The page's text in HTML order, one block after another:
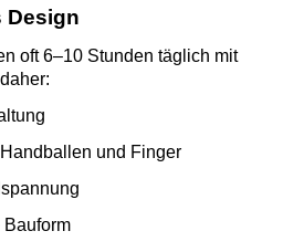
Design
oft 6–10 Stunden täglich mit
und Finger